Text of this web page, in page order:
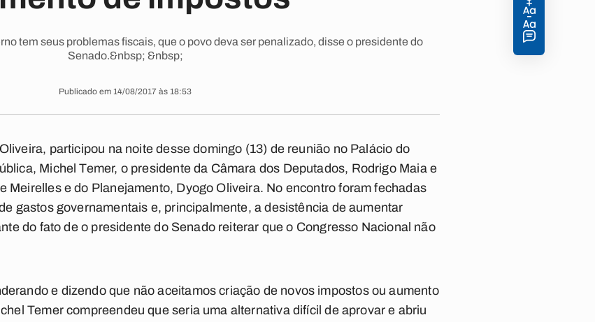
tem seus problemas fiscais, que o povo deva ser penalizado, disse o presidente do
Senado.&nbsp; &nbsp;
Publicado em 14/08/2017 às 18:53
participou na noite desse domingo (13) de reunião no Palácio do
Michel Temer, o presidente da Câmara dos Deputados, Rodrigo Maia e
Meirelles e do Planejamento, Dyogo Oliveira. No encontro foram fechadas
gastos governamentais e, principalmente, a desistência de aumentar
do fato de o presidente do Senado reiterar que o Congresso Nacional não
e dizendo que não aceitamos criação de novos impostos ou aumento
Temer compreendeu que seria uma alternativa difícil de aprovar e abriu